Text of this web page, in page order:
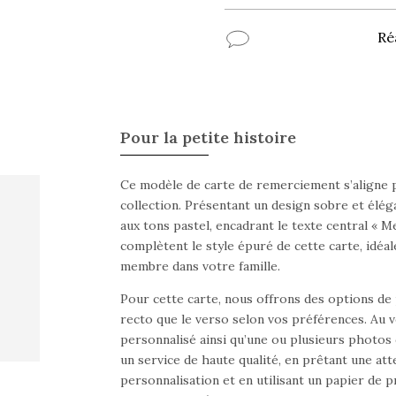
Pour la petite histoire
Ce modèle de carte de remerciement
collection. Présentant un design sobre et
aux tons pastel, encadrant le texte central «
complètent le style épuré de cette carte,
membre dans votre famille.
Pour cette carte, nous offrons des options
recto que le verso selon vos préférences. Au
personnalisé ainsi qu’une ou plusieurs
un service de haute qualité, en prêtant une
personnalisation et en utilisant un papier de